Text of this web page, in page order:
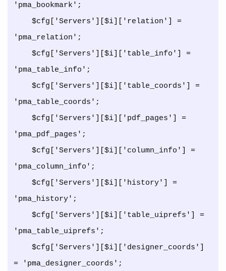
'pma_bookmark';
'pma_relation';
'pma_table_info';
'pma_table_coords';
'pma_pdf_pages';
'pma_column_info';
'pma_history';
'pma_table_uiprefs';
= 'pma_designer_coords';